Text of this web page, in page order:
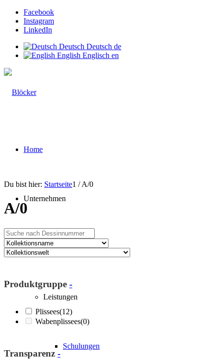
Facebook
Instagram
LinkedIn
Deutsch Deutsch de
English Englisch en
Home
Unternehmen
Über Blöcker
Leistungen
Schulungen
Du bist hier: Startseite1 / A/0
A/0
Produktgruppe -
Plissees(12)
Wabenplissees(0)
Transparenz -